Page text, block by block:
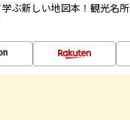
ぶ新しい地図本！観光名